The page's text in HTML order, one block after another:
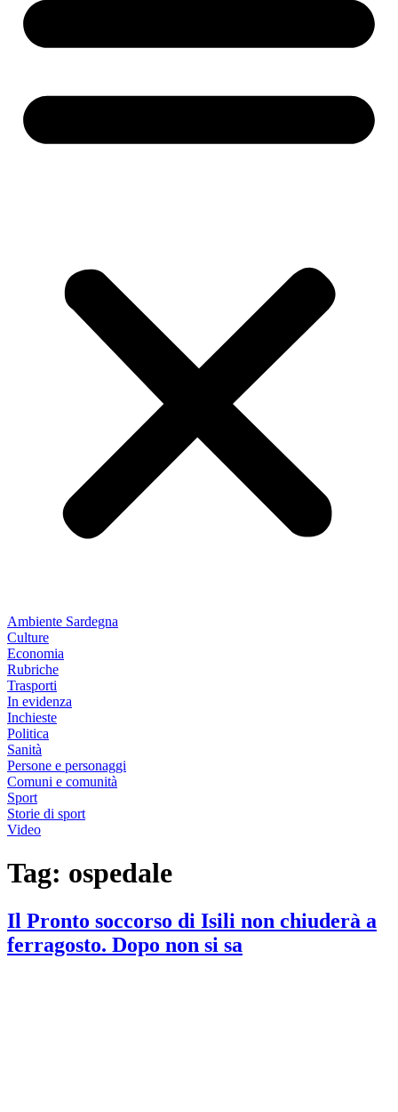
Ambiente Sardegna
Culture
Economia
Rubriche
Trasporti
In evidenza
Inchieste
Politica
Sanità
Persone e personaggi
Comuni e comunità
Sport
Storie di sport
Video
Tag: ospedale
Il Pronto soccorso di Isili non chiuderà a
ferragosto. Dopo non si sa